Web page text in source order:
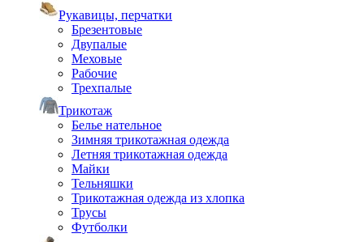
Рукавицы, перчатки
Брезентовые
Двупалые
Меховые
Рабочие
Трехпалые
Трикотаж
Белье нательное
Зимняя трикотажная одежда
Летняя трикотажная одежда
Майки
Тельняшки
Трикотажная одежда из хлопка
Трусы
Футболки